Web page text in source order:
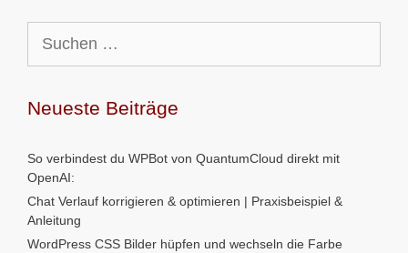
nach:
Neueste Beiträge
So verbindest du WPBot von QuantumCloud direkt mit
OpenAI:
Chat Verlauf korrigieren & optimieren | Praxisbeispiel &
Anleitung
WordPress CSS Bilder hüpfen und wechseln die Farbe